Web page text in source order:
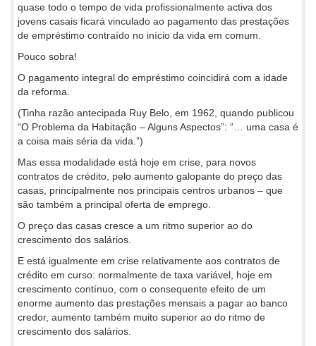
quase todo o tempo de vida profissionalmente activa dos
jovens casais ficará vinculado ao pagamento das prestações
de empréstimo contraído no início da vida em comum.
Pouco sobra!
O pagamento integral do empréstimo coincidirá com a idade
da reforma.
(Tinha razão antecipada Ruy Belo, em 1962, quando publicou
“O Problema da Habitação – Alguns Aspectos”: “… uma casa é
a coisa mais séria da vida.”)
Mas essa modalidade está hoje em crise, para novos
contratos de crédito, pelo aumento galopante do preço das
casas, principalmente nos principais centros urbanos – que
são também a principal oferta de emprego.
O preço das casas cresce a um ritmo superior ao do
crescimento dos salários.
E está igualmente em crise relativamente aos contratos de
crédito em curso: normalmente de taxa variável, hoje em
crescimento contínuo, com o consequente efeito de um
enorme aumento das prestações mensais a pagar ao banco
credor, aumento também muito superior ao do ritmo de
crescimento dos salários.